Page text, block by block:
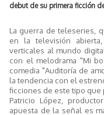
debut de su primera ficción
La guerra de teleseries,
en la televisión
verticales al mundo
con el melodrama "Mi
comedia "Auditoría de
la tendencia con el
ficciones de este tipo que
Patricio López,
apuesta de la señal es